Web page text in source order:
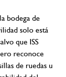
bodega de
solo está
que ISS
reconoce
de ruedas u